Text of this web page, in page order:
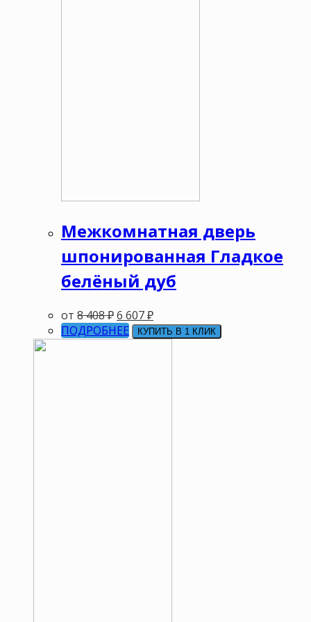
Межкомнатная дверь
шпонированная Гладкое
белёный дуб
от 8 408₽6 607₽
ПОДРОБНЕЕ
КУПИТЬ В 1 КЛИК